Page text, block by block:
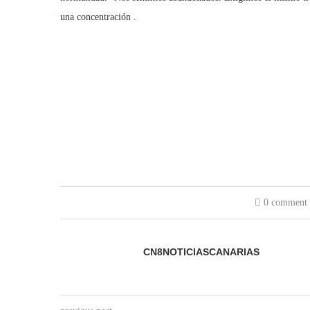
una concentración .
0 comment
CN8NOTICIASCANARIAS